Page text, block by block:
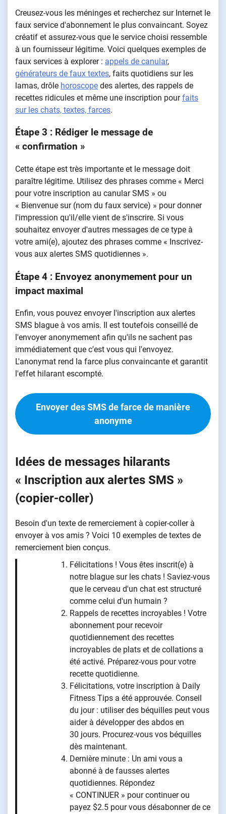
Creusez-vous les méninges et recherchez sur Internet le
faux service d'abonnement le plus convaincant. Soyez
créatif et assurez-vous que le service choisi ressemble
à un fournisseur légitime. Voici quelques exemples de
faux services à explorer : appels de canular,
générateurs de faux textes, faits quotidiens sur les
lamas, drôle horoscope des alertes, des rappels de
recettes ridicules et même une inscription pourfaits
sur les chats, textes, farces.
Étape 3 : Rédiger le message de
« confirmation »
Cette étape est très importante et le message doit
paraître légitime. Utilisez des phrases comme « Merci
pour votre inscription au canular SMS » ou
« Bienvenue sur (nom du faux service) » pour donner
l'impression qu'il/elle vient de s'inscrire. Si vous
souhaitez envoyer d'autres messages de ce type à
votre ami(e), ajoutez des phrases comme « Inscrivez-
vous aux alertes SMS quotidiennes ».
Étape 4 : Envoyez anonymement pour un
impact maximal
Enfin, vous pouvez envoyer l'inscription aux alertes
SMS blague à vos amis. Il est toutefois conseillé de
l'envoyer anonymement afin qu'ils ne sachent pas
immédiatement que c'est vous qui l'envoyez.
L'anonymat rend la farce plus convaincante et garantit
l'effet hilarant escompté.
Envoyer des SMS de farce de manière
anonyme
Idées de messages hilarants
« Inscription aux alertes SMS »
(copier-coller)
Besoin d'un texte de remerciement à copier-coller à
envoyer à vos amis ? Voici 10 exemples de textes de
remerciement bien conçus.
Félicitations ! Vous êtes inscrit(e) à
notre blague sur les chats ! Saviez-vous
que le cerveau d'un chat est structuré
comme celui d'un humain ?
Rappels de recettes incroyables ! Votre
abonnement pour recevoir
quotidiennement des recettes
incroyables de plats et de collations a
été activé. Préparez-vous pour votre
recette quotidienne.
Félicitations, votre inscription à Daily
Fitness Tips a été approuvée. Conseil
du jour : utiliser des béquilles peut vous
aider à développer des abdos en
30 jours. Procurez-vous vos béquilles
dès maintenant.
Dernière minute : Un ami vous a
abonné à de fausses alertes
quotidiennes. Répondez
« CONTINUER » pour continuer ou
payez $2.5 pour vous désabonner de ce